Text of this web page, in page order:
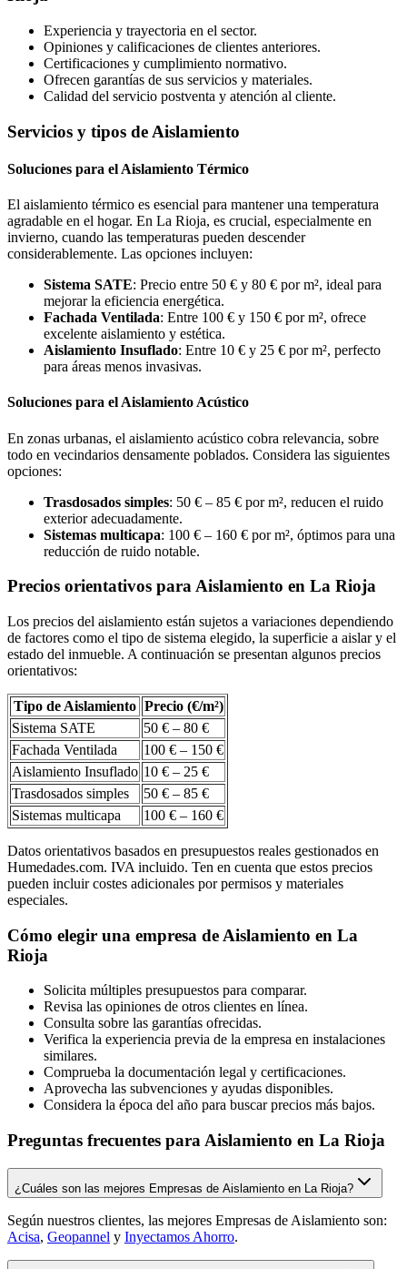
Experiencia y trayectoria en el sector.
Opiniones y calificaciones de clientes anteriores.
Certificaciones y cumplimiento normativo.
Ofrecen garantías de sus servicios y materiales.
Calidad del servicio postventa y atención al cliente.
Servicios y tipos de Aislamiento
Soluciones para el Aislamiento Térmico
El aislamiento térmico es esencial para mantener una temperatura
agradable en el hogar. En La Rioja, es crucial, especialmente en
invierno, cuando las temperaturas pueden descender
considerablemente. Las opciones incluyen:
Sistema SATE: Precio entre 50 € y 80 € por m², ideal para
mejorar la eficiencia energética.
Fachada Ventilada: Entre 100 € y 150 € por m², ofrece
excelente aislamiento y estética.
Aislamiento Insuflado: Entre 10 € y 25 € por m², perfecto
para áreas menos invasivas.
Soluciones para el Aislamiento Acústico
En zonas urbanas, el aislamiento acústico cobra relevancia, sobre
todo en vecindarios densamente poblados. Considera las siguientes
opciones:
Trasdosados simples: 50 € – 85 € por m², reducen el ruido
exterior adecuadamente.
Sistemas multicapa: 100 € – 160 € por m², óptimos para una
reducción de ruido notable.
Precios orientativos para Aislamiento en La Rioja
Los precios del aislamiento están sujetos a variaciones dependiendo
de factores como el tipo de sistema elegido, la superficie a aislar y el
estado del inmueble. A continuación se presentan algunos precios
orientativos:
Tipo de Aislamiento Precio (€/m²)
Sistema SATE
50 € – 80 €
Fachada Ventilada
100 € – 150 €
Aislamiento Insuflado 10 € – 25 €
Trasdosados simples
50 € – 85 €
Sistemas multicapa
100 € – 160 €
Datos orientativos basados en presupuestos reales gestionados en
Humedades.com. IVA incluido. Ten en cuenta que estos precios
pueden incluir costes adicionales por permisos y materiales
especiales.
Cómo elegir una empresa de Aislamiento en La
Rioja
Solicita múltiples presupuestos para comparar.
Revisa las opiniones de otros clientes en línea.
Consulta sobre las garantías ofrecidas.
Verifica la experiencia previa de la empresa en instalaciones
similares.
Comprueba la documentación legal y certificaciones.
Aprovecha las subvenciones y ayudas disponibles.
Considera la época del año para buscar precios más bajos.
Preguntas frecuentes para Aislamiento en La Rioja
¿Cuáles son las mejores Empresas de Aislamiento en La Rioja?
Según nuestros clientes, las mejores Empresas de Aislamiento son:
Acisa, Geopannel y Inyectamos Ahorro.